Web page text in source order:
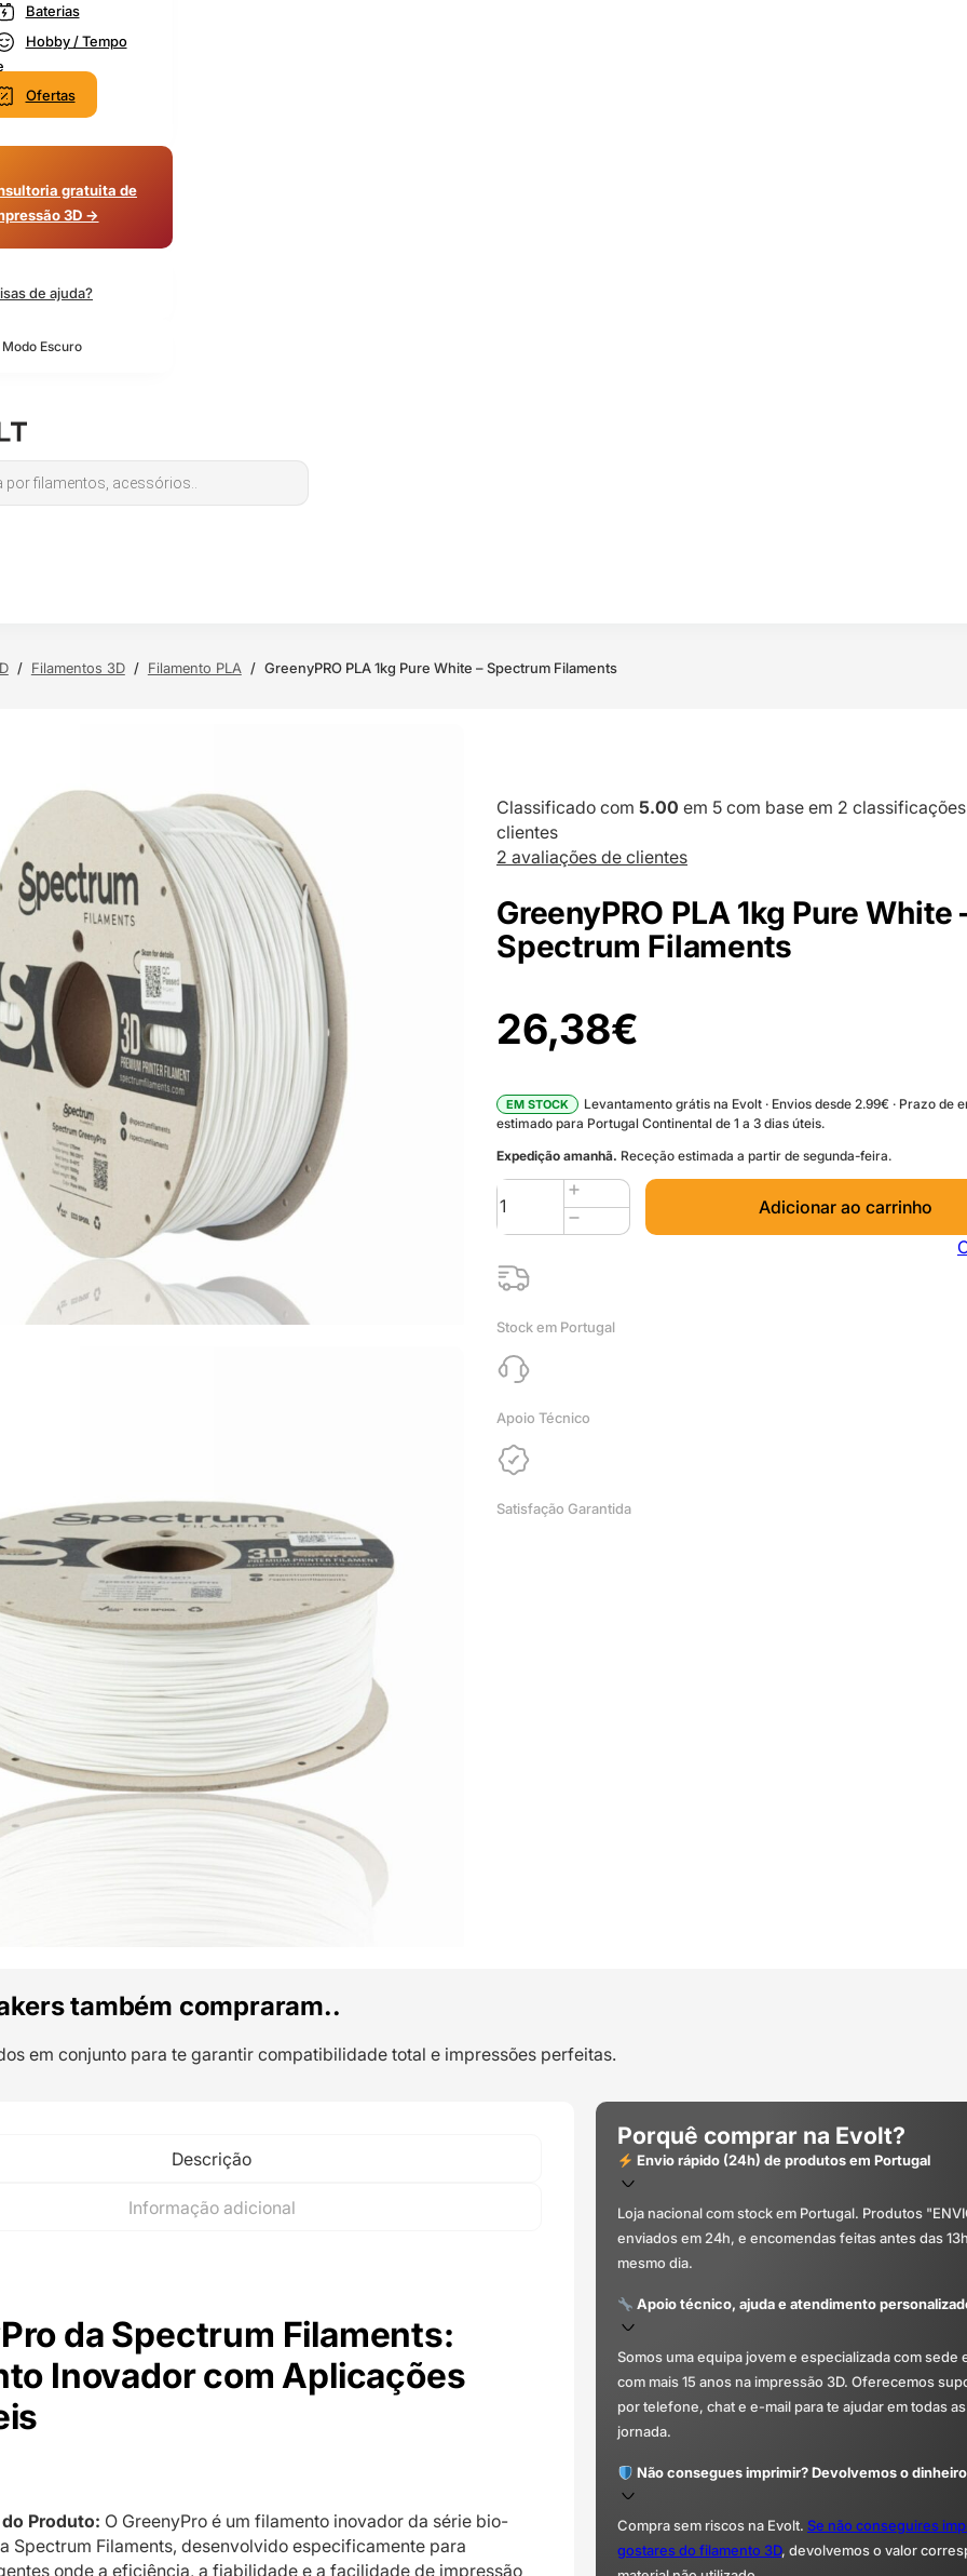
Baterias
Hobby / Tempo
Ofertas
gratuita de
3D →
de ajuda?
Escuro
/ Filamentos 3D / Filamento PLA / GreenyPRO PLA 1kg Pure White – Spectrum Filaments
Classificado com 5.00 em 5 com base em 2
clientes
2 avaliações de clientes
GreenyPRO PLA 1kg Pure White
Spectrum Filaments
26,38€
EM STOCK
Levantamento grátis na Evolt · Envios desde 2.99€ · Prazo de
estimado para Portugal Continental de 1 a 3 dias úteis.
Expedição amanhã. Receção estimada a partir de segunda-feira.
Quantidade
de
GreenyPRO
PLA
1kg
White
-
Spectrum
Filaments
Adicionar ao carrinho
Stock em Portugal
Apoio Técnico
Satisfação Garantida
também compraram..
em conjunto para te garantir compatibilidade total e impressões perfeitas.
Descrição
Informação adicional
da Spectrum Filaments:
Inovador com Aplicações
Produto: O GreenyPro é um filamento inovador da série bio-
Spectrum Filaments, desenvolvido especificamente para
onde a eficiência, a fiabilidade e a facilidade de impressão
Porquê comprar na Evolt?
Envio rápido (24h) de produtos em Portugal
Loja nacional com stock em Portugal. Produtos
enviados em 24h, e encomendas feitas antes das
mesmo dia.
Apoio técnico, ajuda e atendimento
Somos uma equipa jovem e especializada com sede
com mais 15 anos na impressão 3D. Oferecemos
por telefone, chat e e-mail para te ajudar em todas
jornada.
Não consegues imprimir? Devolvemos o
Compra sem riscos na Evolt. Se não conseguires
gostares do filamento 3D, devolvemos o valor